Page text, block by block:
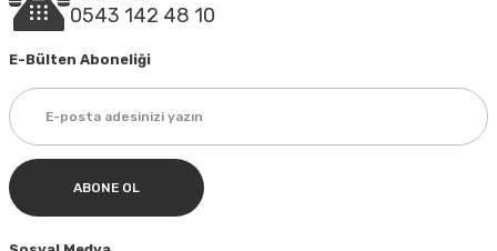
0543 142 48 10
E-Bülten Aboneliği
ABONE OL